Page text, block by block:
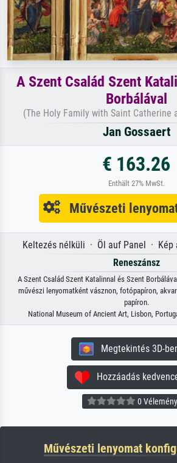
A Szent Család Szent
Borbálával
(The Holy Family with Saint Catherine
Jan Gossaert
€ 163.26
Enthält 27% MwSt.
Művészeti
Keltezés nélküli · Öl auf Panel · Kép
Reneszánsz
A Szent Család Szent Katalinnal és Szent
művészi lenyomatként vásznon, fotópapíron,
papíron.
National Museum of Ancient Art, Lisbon,
Megtekintés 3D-
Hozzáadás
0
Művészeti lenyomat